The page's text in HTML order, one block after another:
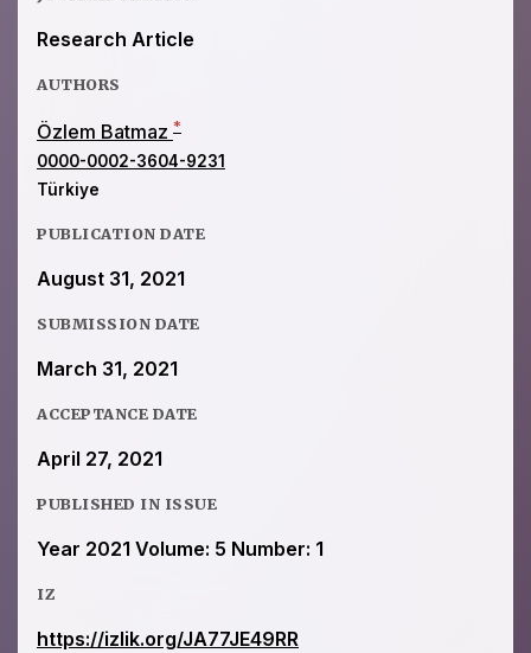
Research Article
AUTHORS
Özlem Batmaz *
0000-0002-3604-9231
Türkiye
PUBLICATION DATE
August 31, 2021
SUBMISSION DATE
March 31, 2021
ACCEPTANCE DATE
April 27, 2021
PUBLISHED IN ISSUE
Year 2021 Volume: 5 Number: 1
IZ
https://izlik.org/JA77JE49RR